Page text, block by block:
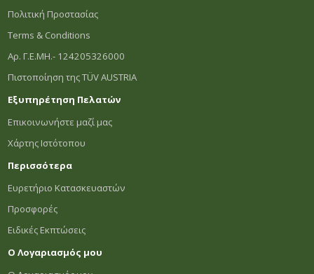
Πολιτική Προστασίας
Terms & Conditions
Αρ. Γ.Ε.ΜΗ.- 124205326000
Πιστοποίηση της TÜV AUSTRIA
Εξυπηρέτηση Πελατών
Επικοινωνήστε μαζί μας
Χάρτης Ιστότοπου
Περισσότερα
Ευρετήριο Κατασκευαστών
Προσφορές
Ειδικές Εκπτώσεις
Ο Λογαριασμός μου